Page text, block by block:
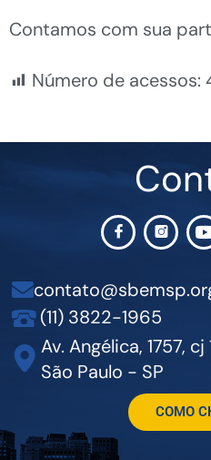
Contamos com sua
Número de acessos:
(11) 3822-1965
Av. Angélica, 1757,
São Paulo - SP
COMO